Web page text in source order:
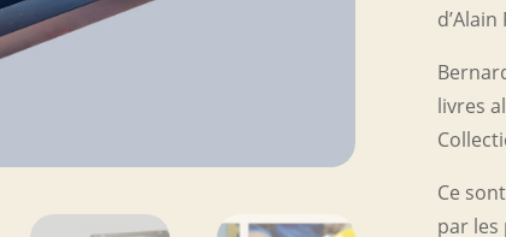
livres
Ce
par les